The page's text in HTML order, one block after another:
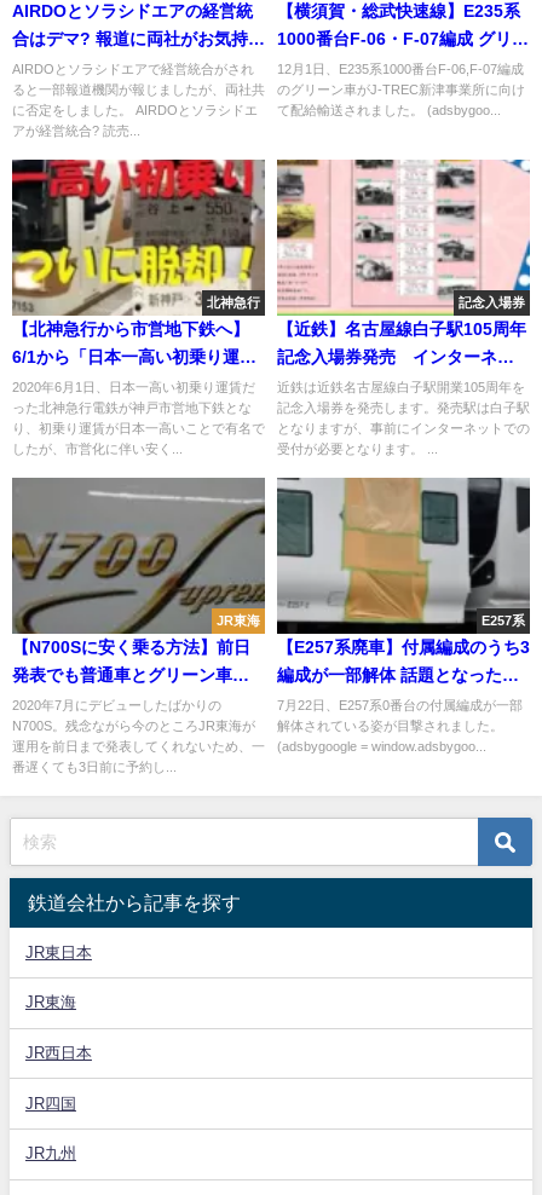
AIRDOとソラシドエアの経営統
合はデマ? 報道に両社がお気持ち
表明
AIRDOとソラシドエアで経営統合がされ
ると一部報道機関が報じましたが、両社共
に否定をしました。 AIRDOとソラシドエ
アが経営統合? 読売...
【横須賀・総武快速線】E235系
1000番台F-06・F-07編成 グリー
ン車がJ-TREC新津に配給輸送
12月1日、E235系1000番台F-06,F-07編成
のグリーン車がJ-TREC新津事業所に向け
て配給輸送されました。 (adsbygoo...
北神急行
【北神急行から市営地下鉄へ】
6/1から「日本一高い初乗り運
賃」は消えるも標高の高さ・駅
間の長さは日本一へ
2020年6月1日、日本一高い初乗り運賃だ
った北神急行電鉄が神戸市営地下鉄とな
り、初乗り運賃が日本一高いことで有名で
したが、市営化に伴い安く...
記念入場券
【近鉄】名古屋線白子駅105周年
記念入場券発売 インターネッ
トで事前受付 鈴鹿線三日市な
ど駅員無配置駅含む9駅がセット
近鉄は近鉄名古屋線白子駅開業105周年を
記念入場券を発売します。発売駅は白子駅
となりますが、事前にインターネットでの
受付が必要となります。 ...
JR東海
【N700Sに安く乗る方法】前日
発表でも普通車とグリーン車に
「ぷらっとこだま」か「EX予
約」で安く乗ろう
2020年7月にデビューしたばかりの
N700S。残念ながら今のところJR東海が
運用を前日まで発表してくれないため、一
番遅くても3日前に予約し...
E257系
【E257系廃車】付属編成のうち3
編成が一部解体 話題となった譲
渡はなかったことに
7月22日、E257系0番台の付属編成が一部
解体されている姿が目撃されました。
(adsbygoogle = window.adsbygoo...
鉄道会社から記事を探す
JR東日本
JR東海
JR西日本
JR四国
JR九州